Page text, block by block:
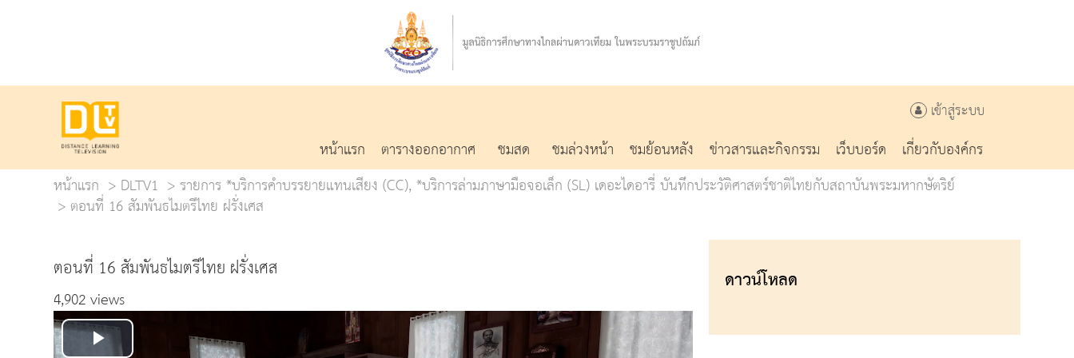
เข้าสู่ระบบ
หน้าแรก ตารางออกอากาศ ชมสด ชมล่วงหน้า ชมย้อนหลัง ข่าวสารและกิจกรรม เว็บบอร์ด
เกี่ยวกับองค์กร
หน้าแรก
DLTV1 รายการ *บริการคำบรรยายแทนเสียง (CC), *บริการล่ามภาษามือจอเล็ก (SL) เดอะไดอารี่ บันทึกประวัติศาสตร์ชาติไทยกับสถาบันพระมหากษัตริย์
ตอนที่ 16 สัมพันธไมตรีไทย ฝรั่งเศส
ตอนที่ 16 สัมพันธไมตรีไทย ฝรั่งเศส
4,902 views
ดาวน์โหลด